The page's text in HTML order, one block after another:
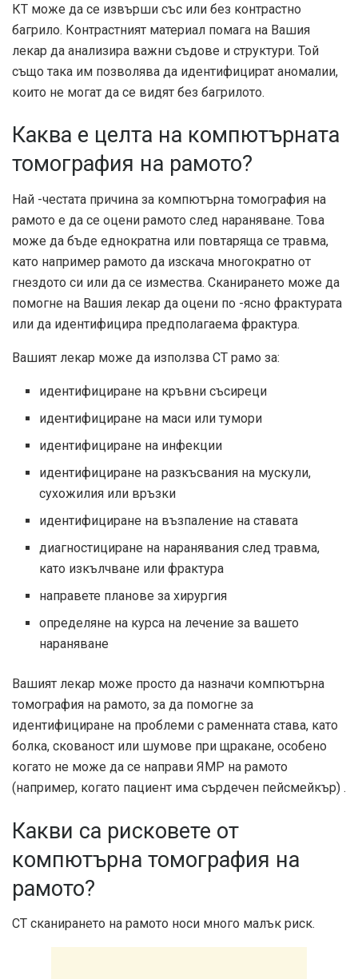
КТ може да се извърши със или без контрастно
багрило. Контрастният материал помага на Вашия
лекар да анализира важни съдове и структури. Той
също така им позволява да идентифицират аномалии,
които не могат да се видят без багрилото.
Каква е целта на компютърната
томография на рамото?
Най -честата причина за компютърна томография на
рамото е да се оцени рамото след нараняване. Това
може да бъде еднократна или повтаряща се травма,
като например рамото да изскача многократно от
гнездото си или да се измества. Сканирането може да
помогне на Вашия лекар да оцени по -ясно фрактурата
или да идентифицира предполагаема фрактура.
Вашият лекар може да използва CT рамо за:
идентифициране на кръвни съсиреци
идентифициране на маси или тумори
идентифициране на инфекции
идентифициране на разкъсвания на мускули,
сухожилия или връзки
идентифициране на възпаление на ставата
диагностициране на наранявания след травма,
като изкълчване или фрактура
направете планове за хирургия
определяне на курса на лечение за вашето
нараняване
Вашият лекар може просто да назначи компютърна
томография на рамото, за да помогне за
идентифициране на проблеми с раменната става, като
болка, скованост или шумове при щракане, особено
когато не може да се направи ЯМР на рамото
(например, когато пациент има сърдечен пейсмейкър) .
Какви са рисковете от
компютърна томография на
рамото?
CT сканирането на рамото носи много малък риск.